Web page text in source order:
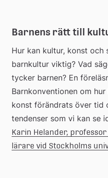
Barnens rätt till
Hur kan kultur, konst och
barnkultur viktig? Vad
tycker barnen? En
Barnkonventionen om
konst förändrats över tid
Karin Helander,
lärare vid Stockholms